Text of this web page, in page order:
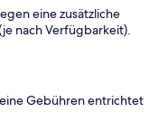
eine zusätzliche
nach Verfügbarkeit).
Gebühren entrichtet